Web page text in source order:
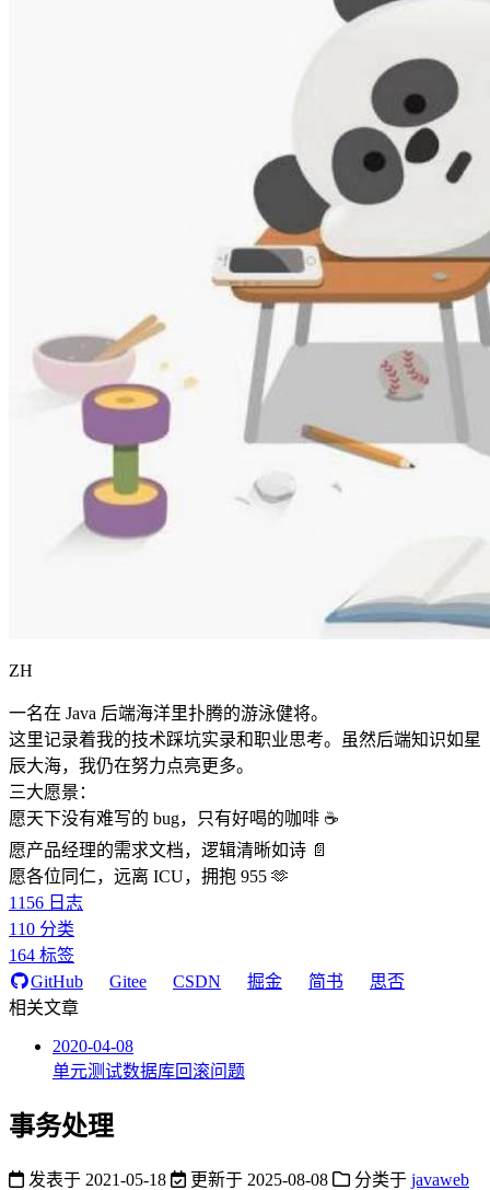
ZH
一名在 Java 后端海洋里扑腾的游泳健将。
这里记录着我的技术踩坑实录和职业思考。虽然后端知识如星
辰大海，我仍在努力点亮更多。
三大愿景：
愿天下没有难写的 bug，只有好喝的咖啡 ☕️
愿产品经理的需求文档，逻辑清晰如诗 📄
愿各位同仁，远离 ICU，拥抱 955 🫶
1156 日志
110 分类
164 标签
GitHub
Gitee CSDN 掘金 简书
思否
相关文章
2020-04-08
单元测试数据库回滚问题
事务处理
发表于 2021-05-18 更新于 2025-08-08 分类于 javaweb